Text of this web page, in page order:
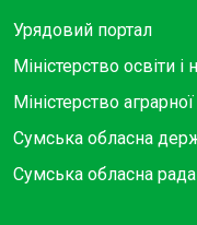
Урядовий портал
Міністерство освіти і
Міністерство
Сумська обласна
Сумська обласна рада